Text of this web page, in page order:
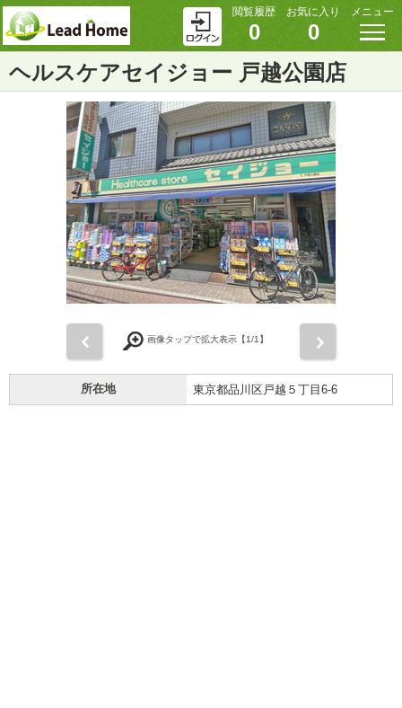
閲覧履歴
0
お気に入り
0
メニュー
ヘルスケアセイジョー 戸越公園店
画像タップで拡大表示【1/1】
所在地 東京都品川区戸越５丁目6-6